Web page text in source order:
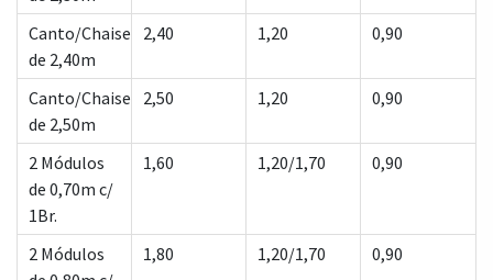
Canto/Chaise
de 2,40m
2,40 1,20 0,90
Canto/Chaise
de 2,50m
2,50 1,20 0,90
2 Módulos
de 0,70m c/
1Br.
1,60 1,20/1,70 0,90
2 Módulos
1,80 1,20/1,70 0,90